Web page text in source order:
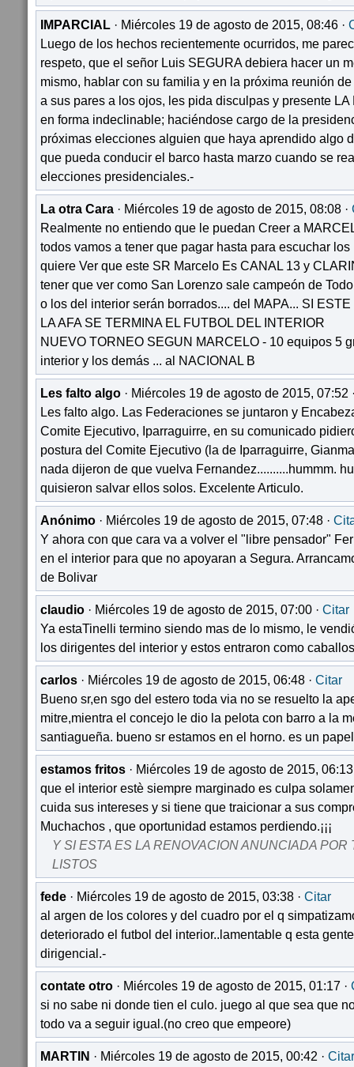
IMPARCIAL · Miércoles 19 de agosto de 2015, 08:46 ·
Luego de los hechos recientemente ocurridos, me
respeto, que el señor Luis SEGURA debiera hacer un
mismo, hablar con su familia y en la próxima reunión
a sus pares a los ojos, les pida disculpas y presente
en forma indeclinable; haciéndose cargo de la
próximas elecciones alguien que haya aprendido algo
que pueda conducir el barco hasta marzo cuando se
elecciones presidenciales.-
La otra Cara · Miércoles 19 de agosto de 2015, 08:08 ·
Realmente no entiendo que le puedan Creer a
todos vamos a tener que pagar hasta para escuchar
quiere Ver que este SR Marcelo Es CANAL 13 y
tener que ver como San Lorenzo sale campeón de
o los del interior serán borrados.... del MAPA... SI
LA AFA SE TERMINA EL FUTBOL DEL INTERIOR
NUEVO TORNEO SEGUN MARCELO - 10 equipos 5
interior y los demás ... al NACIONAL B
Les falto algo · Miércoles 19 de agosto de 2015, 07:52
Les falto algo. Las Federaciones se juntaron y
Comite Ejecutivo, Iparraguirre, en su comunicado
postura del Comite Ejecutivo (la de Iparraguirre,
nada dijeron de que vuelva Fernandez..........hummm.
quisieron salvar ellos solos. Excelente Articulo.
Anónimo · Miércoles 19 de agosto de 2015, 07:48 ·
Y ahora con que cara va a volver el "libre pensador"
en el interior para que no apoyaran a Segura.
de Bolivar
claudio · Miércoles 19 de agosto de 2015, 07:00 · Citar
Ya estaTinelli termino siendo mas de lo mismo, le
los dirigentes del interior y estos entraron como caballos
carlos · Miércoles 19 de agosto de 2015, 06:48 · Citar
Bueno sr,en sgo del estero toda via no se resuelto la
mitre,mientra el concejo le dio la pelota con barro a la
santiagueña. bueno sr estamos en el horno. es un
estamos fritos · Miércoles 19 de agosto de 2015,
que el interior estè siempre marginado es culpa
cuida sus intereses y si tiene que traicionar a sus
Muchachos , que oportunidad estamos perdiendo.¡¡¡
Y SI ESTA ES LA RENOVACION ANUNCIADA POR
LISTOS
fede · Miércoles 19 de agosto de 2015, 03:38 · Citar
al argen de los colores y del cuadro por el q
deteriorado el futbol del interior..lamentable q esta
dirigencial.-
contate otro · Miércoles 19 de agosto de 2015, 01:17 ·
si no sabe ni donde tien el culo. juego al que sea que
todo va a seguir igual.(no creo que empeore)
MARTIN · Miércoles 19 de agosto de 2015, 00:42 · Citar